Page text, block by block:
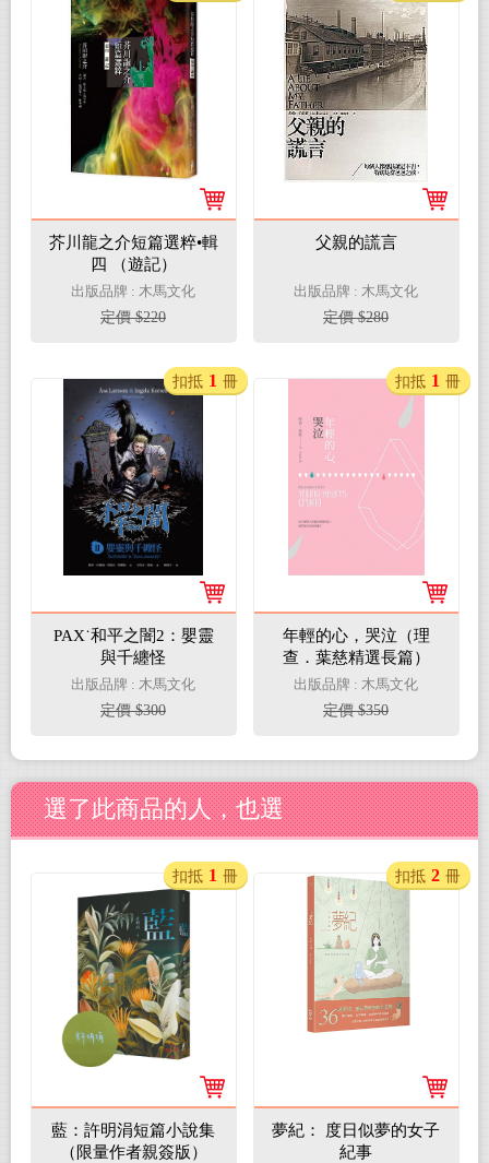
芥川龍之介短篇選粹•輯
四 （遊記）
出版品牌 : 木馬文化
定價 $220
父親的謊言
出版品牌 : 木馬文化
定價 $280
PAX˙和平之闇2：嬰靈
與千纏怪
出版品牌 : 木馬文化
定價 $300
扣抵 1 冊
年輕的心，哭泣（理
查．葉慈精選長篇）
出版品牌 : 木馬文化
定價 $350
扣抵 1 冊
選了此商品的人，也選
藍：許明涓短篇小說集
（限量作者親簽版）
扣抵 1 冊
夢紀： 度日似夢的女子
紀事
扣抵 2 冊